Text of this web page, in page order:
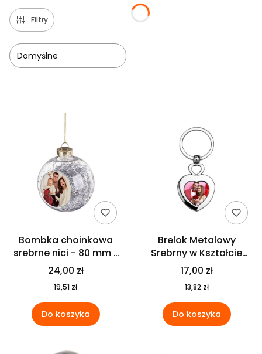
Filtry
Domyślne
Bombka choinkowa
srebrne nici - 80 mm z
własnym nadrukiem
24,00 zł
19,51 zł
Do koszyka
Brelok Metalowy
Srebrny w Kształcie
Serca z własnym
nadrukiem
17,00 zł
13,82 zł
Do koszyka